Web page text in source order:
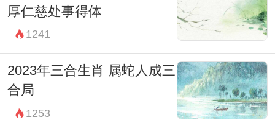
厚仁慈处事得体
1241
2023年三合生肖 属蛇人成三
合局
1253